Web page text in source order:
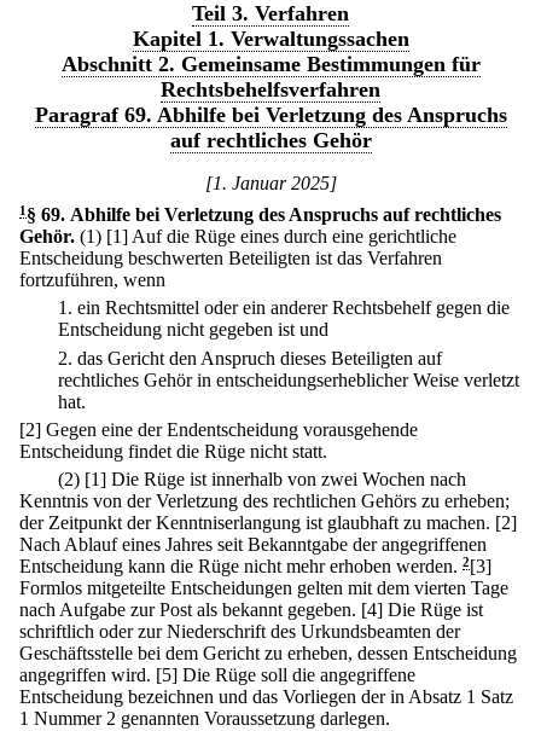
Teil 3. Verfahren
Kapitel 1. Verwaltungssachen
Abschnitt 2. Gemeinsame Bestimmungen für
Rechtsbehelfsverfahren
Paragraf 69. Abhilfe bei Verletzung des Anspruchs
auf rechtliches Gehör
[1. Januar 2025]
1 § 69. Abhilfe bei Verletzung des Anspruchs auf rechtliches
Gehör. (1) [1] Auf die Rüge eines durch eine gerichtliche
Entscheidung beschwerten Beteiligten ist das Verfahren
fortzuführen, wenn
1. ein Rechtsmittel oder ein anderer Rechtsbehelf gegen die
Entscheidung nicht gegeben ist und
2. das Gericht den Anspruch dieses Beteiligten auf
rechtliches Gehör in entscheidungserheblicher Weise verletzt
hat.
[2] Gegen eine der Endentscheidung vorausgehende
Entscheidung findet die Rüge nicht statt.
(2) [1] Die Rüge ist innerhalb von zwei Wochen nach
Kenntnis von der Verletzung des rechtlichen Gehörs zu erheben;
der Zeitpunkt der Kenntniserlangung ist glaubhaft zu machen. [2]
Nach Ablauf eines Jahres seit Bekanntgabe der angegriffenen
Entscheidung kann die Rüge nicht mehr erhoben werden. 2[3]
Formlos mitgeteilte Entscheidungen gelten mit dem vierten Tage
nach Aufgabe zur Post als bekannt gegeben. [4] Die Rüge ist
schriftlich oder zur Niederschrift des Urkundsbeamten der
Geschäftsstelle bei dem Gericht zu erheben, dessen Entscheidung
angegriffen wird. [5] Die Rüge soll die angegriffene
Entscheidung bezeichnen und das Vorliegen der in Absatz 1 Satz
1 Nummer 2 genannten Voraussetzung darlegen.